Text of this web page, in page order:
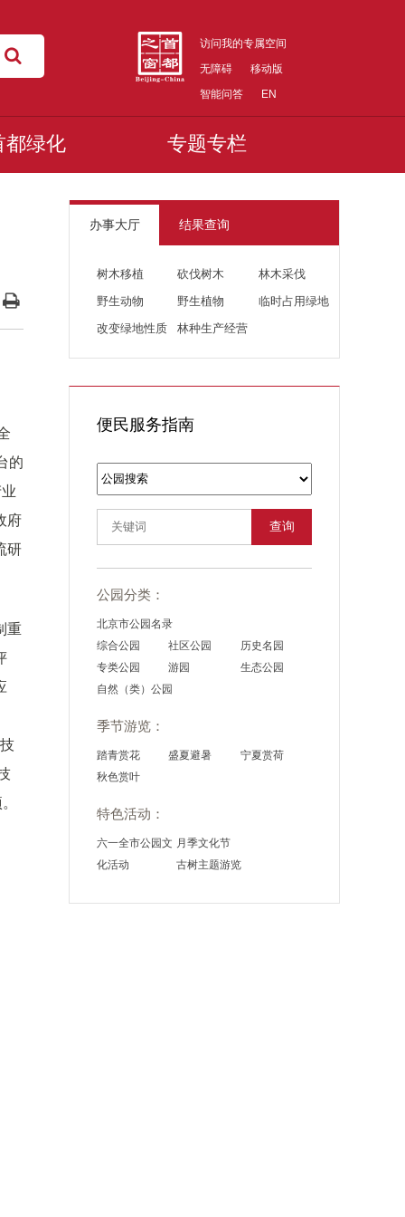
访问我的专属空间
无障碍
移动版
智能问答
EN
都绿化 专题专栏
的
府
研
重
办事大厅 结果查询
树木移植 砍伐树木
林木采伐
野生动物
野生植物
临时占用绿地
改变绿地性质
林种生产经营
便民服务指南
查询
公园分类：
北京市公园名录
综合公园
社区公园
历史名园
专类公园
游园
生态公园
自然（类）公园
季节游览：
踏青赏花 盛夏避暑
宁夏赏荷
秋色赏叶
特色活动：
六一全市公园文
化活动
月季文化节
古树主题游览